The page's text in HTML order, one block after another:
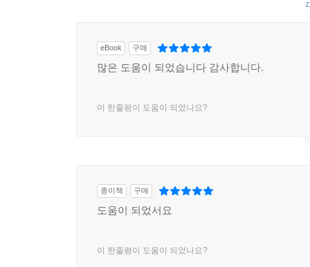
eBook 구매
많은 도움이 되었습니다 감사합니다.
이 한줄평이 도움이 되었나요?
종이책 구매
도움이 되었서요
이 한줄평이 도움이 되었나요?